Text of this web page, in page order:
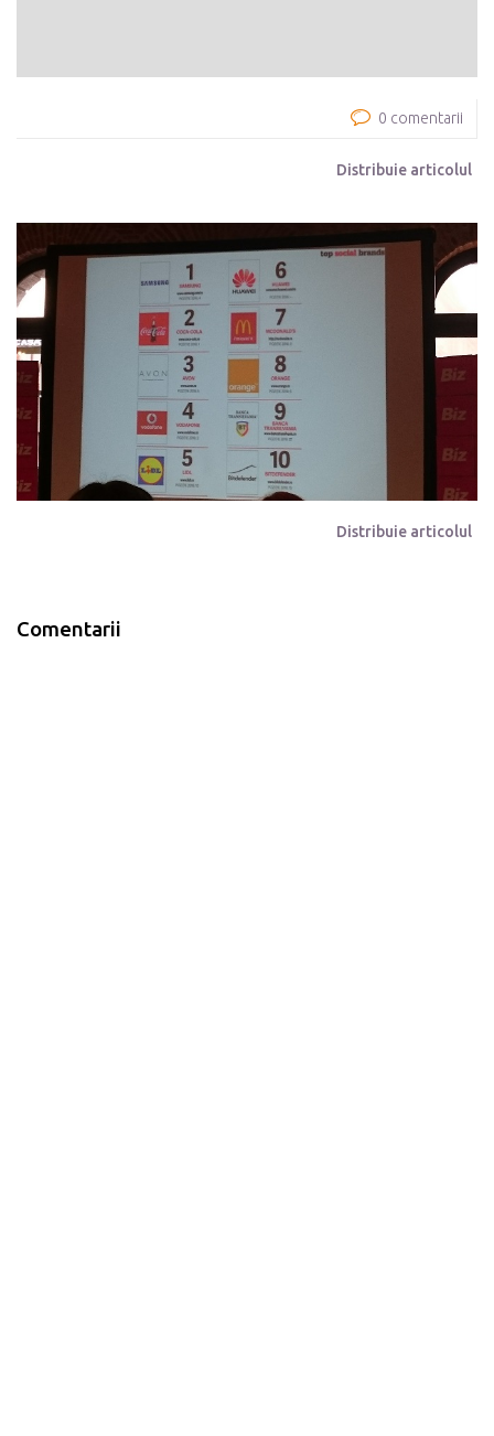
0 comentarii
Distribuie articolul
Distribuie articolul
Comentarii